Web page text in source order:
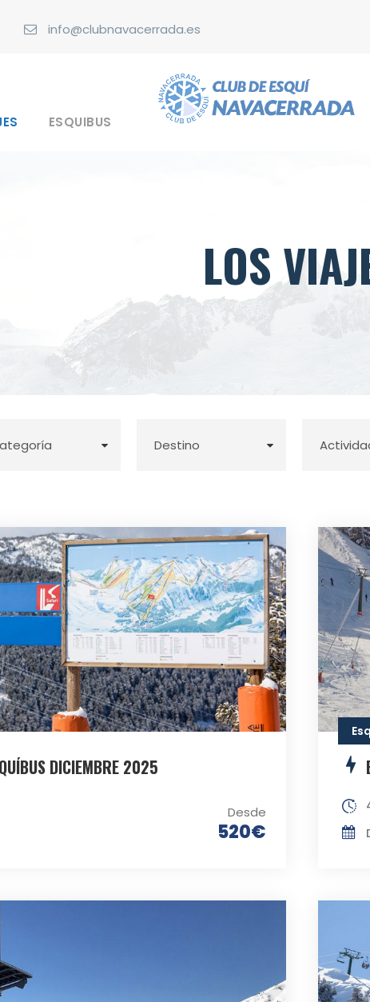
info@clubnavacerrada.es
ESQUIBUS
LOS
DICIEMBRE 2025
Desde
520€